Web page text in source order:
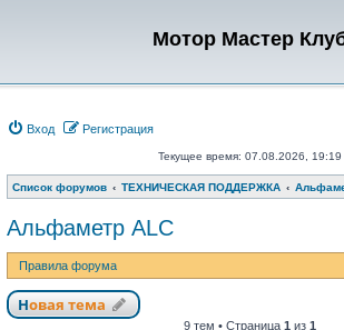
Мотор Мастер
Вход Регистрация
Текущее время: 07.08.2026, 19:19
Список форумов ТЕХНИЧЕСКАЯ ПОДДЕРЖКА
Альфаметр ALC
Правила форума
Новая тема
9 тем • Страница 1 из 1